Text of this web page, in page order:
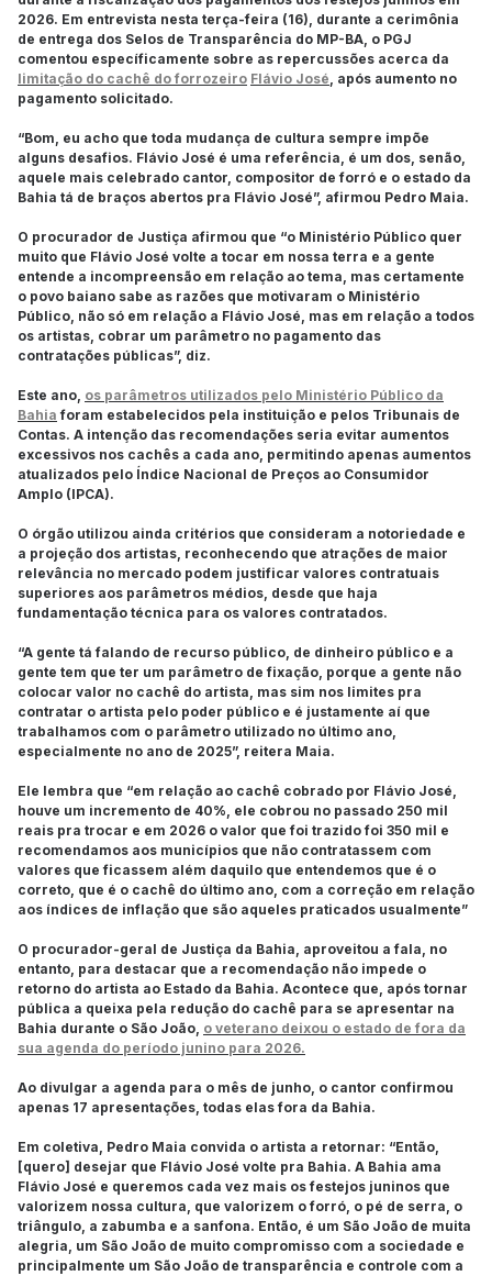
2026. Em entrevista nesta terça-feira (16), durante a cerimônia
de entrega dos Selos de Transparência do MP-BA, o PGJ
comentou específicamente sobre as repercussões acerca da
limitação do cachê do forrozeiro Flávio José , após aumento no
pagamento solicitado.
“Bom, eu acho que toda mudança de cultura sempre impõe
alguns desafios. Flávio José é uma referência, é um dos, senão,
aquele mais celebrado cantor, compositor de forró e o estado da
Bahia tá de braços abertos pra Flávio José”, afirmou Pedro Maia.
O procurador de Justiça afirmou que “o Ministério Público quer
muito que Flávio José volte a tocar em nossa terra e a gente
entende a incompreensão em relação ao tema, mas certamente
o povo baiano sabe as razões que motivaram o Ministério
Público, não só em relação a Flávio José, mas em relação a todos
os artistas, cobrar um parâmetro no pagamento das
contratações públicas”, diz.
Este ano, os parâmetros utilizados pelo Ministério Público da
Bahia foram estabelecidos pela instituição e pelos Tribunais de
Contas. A intenção das recomendações seria evitar aumentos
excessivos nos cachês a cada ano, permitindo apenas aumentos
atualizados pelo Índice Nacional de Preços ao Consumidor
Amplo (IPCA).
O órgão utilizou ainda critérios que consideram a notoriedade e
a projeção dos artistas, reconhecendo que atrações de maior
relevância no mercado podem justificar valores contratuais
superiores aos parâmetros médios, desde que haja
fundamentação técnica para os valores contratados.
“A gente tá falando de recurso público, de dinheiro público e a
gente tem que ter um parâmetro de fixação, porque a gente não
colocar valor no cachê do artista, mas sim nos limites pra
contratar o artista pelo poder público e é justamente aí que
trabalhamos com o parâmetro utilizado no último ano,
especialmente no ano de 2025”, reitera Maia.
Ele lembra que “em relação ao cachê cobrado por Flávio José,
houve um incremento de 40%, ele cobrou no passado 250 mil
reais pra trocar e em 2026 o valor que foi trazido foi 350 mil e
recomendamos aos municípios que não contratassem com
valores que ficassem além daquilo que entendemos que é o
correto, que é o cachê do último ano, com a correção em relação
aos índices de inflação que são aqueles praticados usualmente”
O procurador-geral de Justiça da Bahia, aproveitou a fala, no
entanto, para destacar que a recomendação não impede o
retorno do artista ao Estado da Bahia. Acontece que, após tornar
pública a queixa pela redução do cachê para se apresentar na
Bahia durante o São João, o veterano deixou o estado de fora da
sua agenda do período junino para 2026.
Ao divulgar a agenda para o mês de junho, o cantor confirmou
apenas 17 apresentações, todas elas fora da Bahia.
Em coletiva, Pedro Maia convida o artista a retornar: “Então,
[quero] desejar que Flávio José volte pra Bahia. A Bahia ama
Flávio José e queremos cada vez mais os festejos juninos que
valorizem nossa cultura, que valorizem o forró, o pé de serra, o
triângulo, a zabumba e a sanfona. Então, é um São João de muita
alegria, um São João de muito compromisso com a sociedade e
principalmente um São João de transparência e controle com a